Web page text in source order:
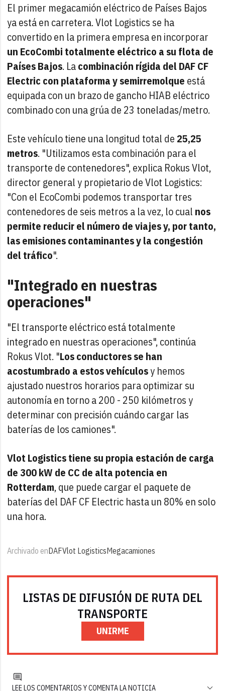
El primer megacamión eléctrico de Países Bajos
ya está en carretera. Vlot Logistics se ha
convertido en la primera empresa en incorporar
un EcoCombi totalmente eléctrico a su flota de
Países Bajos. Lacombinación rígida del DAF CF
Electric con plataforma y semirremolque está
equipada con un brazo de gancho HIAB eléctrico
combinado con una grúa de 23 toneladas/metro.
Este vehículo tiene una longitud total de25,25
metros. "Utilizamos esta combinación para el
transporte de contenedores", explica Rokus Vlot,
director general y propietario de Vlot Logistics:
"Con el EcoCombi podemos transportar tres
contenedores de seis metros a la vez, lo cual nos
permite reducir el número de viajes y, por tanto,
las emisiones contaminantes y la congestión
del tráfico".
"Integrado en nuestras
operaciones"
"El transporte eléctrico está totalmente
integrado en nuestras operaciones", continúa
Rokus Vlot. "Los conductores se han
acostumbrado a estos vehículosy hemos
ajustado nuestros horarios para optimizar su
autonomía en torno a 200 - 250 kilómetros y
determinar con precisión cuándo cargar las
baterías de los camiones".
Vlot Logistics tiene su propia estación de carga
de 300 kW de CC de alta potencia en
Rotterdam, que puede cargar el paquete de
baterías del DAF CF Electric hasta un 80% en solo
una hora.
Archivado enDAFVlot LogisticsMegacamiones
LISTAS DE DIFUSIÓN DE RUTA DEL
TRANSPORTE
UNIRME
LEE LOS COMENTARIOS Y COMENTA LA NOTICIA